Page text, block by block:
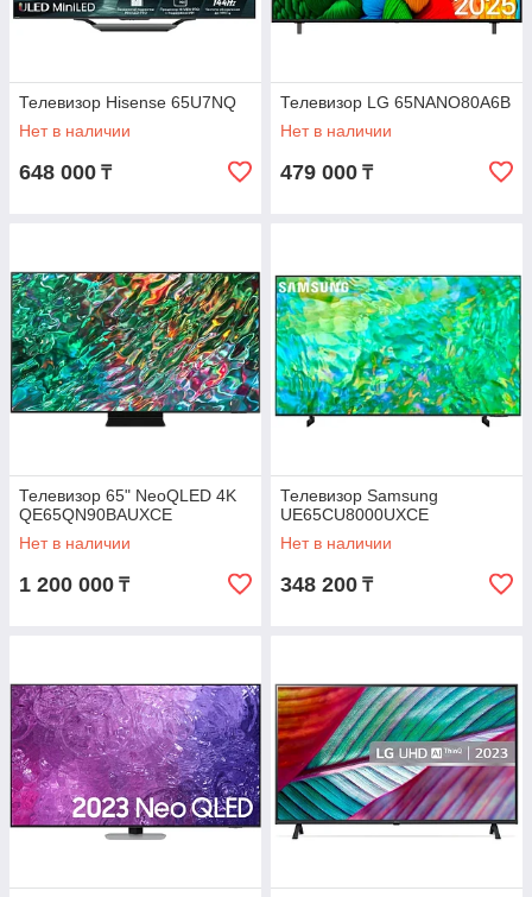
Телевизор Hisense 65U7NQ
Нет в наличии
648 000 ₸
Телевизор LG 65NANO80A6B
Нет в наличии
479 000 ₸
Телевизор 65" NeoQLED 4K
QE65QN90BAUXCE
Нет в наличии
1 200 000 ₸
Телевизор Samsung
UE65CU8000UXCE
Нет в наличии
348 200 ₸